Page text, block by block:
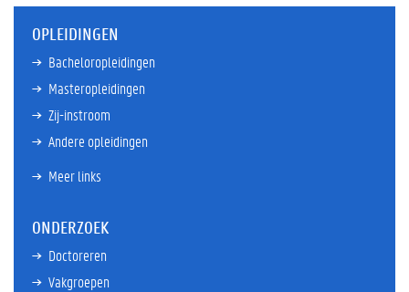
OPLEIDINGEN
Bacheloropleidingen
Masteropleidingen
Zij-instroom
Andere opleidingen
Meer links
ONDERZOEK
Doctoreren
Vakgroepen